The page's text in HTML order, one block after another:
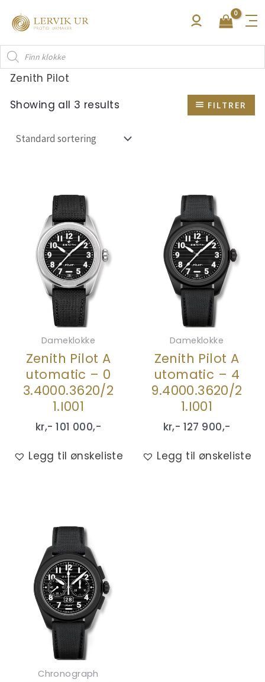
rett
innholdet
Products
search
Zenith Pilot
Showing all 3 results
FILTRER
Dameklokke
Zenith Pilot A
utomatic – 0
3.4000.3620/2
1.I001
kr,- 101 000,-
Legg til ønskeliste
Dameklokke
Zenith Pilot A
utomatic – 4
9.4000.3620/2
1.I001
kr,- 127 900,-
Legg til ønskeliste
Chronograph